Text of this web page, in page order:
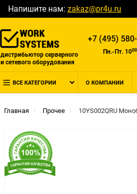
Напишите нам: zakaz@pr4u.ru
дистрибьютор серверного
и сетевого оборудования
+7 (495)
Пн.-Пт. 1000
ВСЕ КАТЕГОРИИ О КОМПАНИИ
Главная Прочее 10YS002QRU